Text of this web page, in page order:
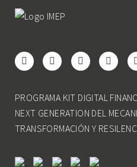
PROGRAMA KIT DIGITAL
NEXT GENERATION DEL
TRANSFORMACIÓN Y